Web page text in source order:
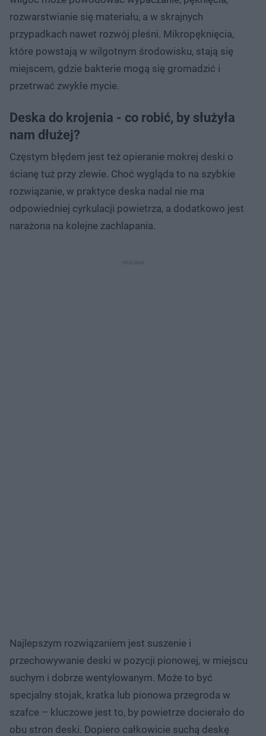
rozwarstwianie się materiału, a w skrajnych
przypadkach nawet rozwój pleśni. Mikropęknięcia,
które powstają w wilgotnym środowisku, stają się
miejscem, gdzie bakterie mogą się gromadzić i
przetrwać zwykłe mycie.
Deska do krojenia - co robić, by służyła
nam dłużej?
Częstym błędem jest też opieranie mokrej deski o
ścianę tuż przy zlewie. Choć wygląda to na szybkie
rozwiązanie, w praktyce deska nadal nie ma
odpowiedniej cyrkulacji powietrza, a dodatkowo jest
narażona na kolejne zachlapania.
Najlepszym rozwiązaniem jest suszenie i
przechowywanie deski w pozycji pionowej, w miejscu
suchym i dobrze wentylowanym. Może to być
specjalny stojak, kratka lub pionowa przegroda w
szafce – kluczowe jest to, by powietrze docierało do
obu stron deski. Dopiero całkowicie suchą deskę